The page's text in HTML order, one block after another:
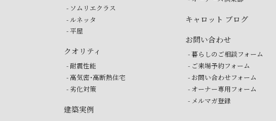
- ソムリエクラス
- ルネッタ
- 平屋
クオリティ
- 耐震性能
- 高気密・高断熱住宅
- 劣化対策
建築実例
キャロット ブログ
お問い合わせ
- 暮らしのご相談フォーム
- ご来場予約フォーム
- お問い合わせフォーム
- オーナー専用フォーム
- メルマガ登録